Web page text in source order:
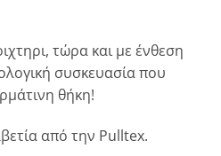
τώρα και με ένθεση
συσκευασία που
θήκη!
από την Pulltex.